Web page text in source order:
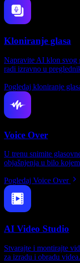
Kloniranje glasa
Napravite AI klon svog
radi izravno u
Pogledaj kloniranje
Voice Over
U trenu snimite
objašnjenja u bilo
Pogledaj Voice Over
AI Video Studio
Stvarajte i montirajte
za izradu i obradu videa.